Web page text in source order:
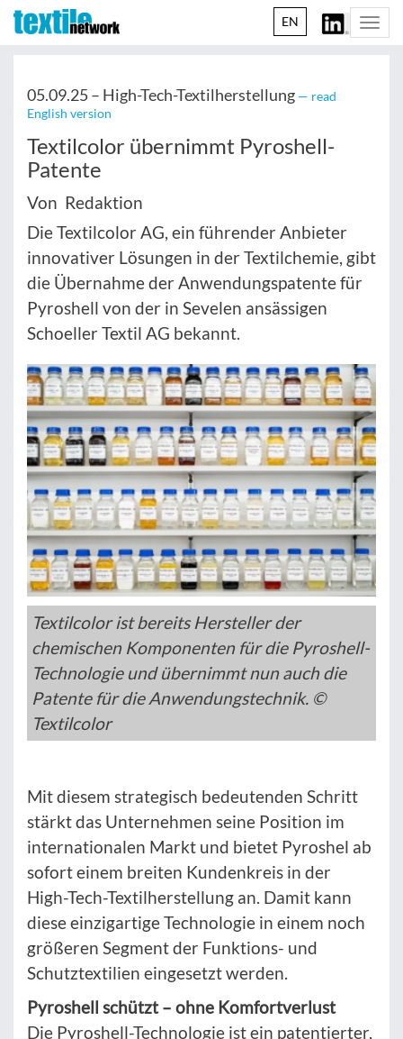
EN
05.09.25 – High-Tech-Textilherstellung — read
English version
Textilcolor übernimmt Pyroshell-
Patente
Von Redaktion
Die Textilcolor AG, ein führender Anbieter
innovativer Lösungen in der Textilchemie, gibt
die Übernahme der Anwendungspatente für
Pyroshell von der in Sevelen ansässigen
Schoeller Textil AG bekannt.
Textilcolor ist bereits Hersteller der
chemischen Komponenten für die Pyroshell-
Technologie und übernimmt nun auch die
Patente für die Anwendungstechnik. ©
Textilcolor
Mit diesem strategisch bedeutenden Schritt
stärkt das Unternehmen seine Position im
internationalen Markt und bietet Pyroshel ab
sofort einem breiten Kundenkreis in der
High-Tech-Textilherstellung an. Damit kann
diese einzigartige Technologie in einem noch
größeren Segment der Funktions- und
Schutztextilien eingesetzt werden.
Pyroshell schützt – ohne Komfortverlust
Die Pyroshell-Technologie ist ein patentierter,